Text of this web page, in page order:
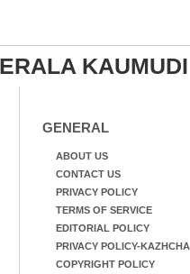
KAUMUDI
GENERAL
ABOUT US
CONTACT US
PRIVACY POLICY
TERMS OF SERVICE
EDITORIAL POLICY
PRIVACY POLICY-KAZHCHA
COPYRIGHT POLICY